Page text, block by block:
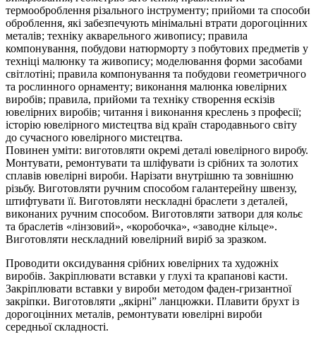
термооброблення різального інструменту; прийоми та способи
оброблення, які забезпечують мінімальні втрати дорогоцінних
металів; техніку акварельного живопису; правила
компонування, побудови натюрморту з побутових предметів у
техніці малюнку та живопису; моделювання форми засобами
світлотіні; правила компонування та побудови геометричного
та рослинного орнаменту; виконання малюнка ювелірних
виробів; правила, прийоми та техніку створення ескізів
ювелірних виробів; читання і виконання креслень з професії;
історію ювелірного мистецтва від країн стародавнього світу
до сучасного ювелірного мистецтва.
Повинен уміти: виготовляти окремі деталі ювелірного виробу.
Монтувати, ремонтувати та шліфувати із срібних та золотих
сплавів ювелірні вироби. Нарізати внутрішню та зовнішню
різьбу. Виготовляти ручним способом галантерейну швензу,
штифтувати її. Виготовляти нескладні браслети з деталей,
виконаних ручним способом. Виготовляти затвори для кольє
та браслетів «лінзовий», «коробочка», «заводне кільце».
Виготовляти нескладний ювелірний виріб за зразком.
Проводити оксидування срібних ювелірних та художніх
виробів. Закріплювати вставки у глухі та крапанові касти.
Закріплювати вставки у вироби методом фаден-гризантної
закріпки. Виготовляти „якірні” ланцюжки. Плавити брухт із
дорогоцінних металів, ремонтувати ювелірні вироби
середньої складності.